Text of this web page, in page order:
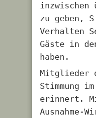
inzwischen
zu geben,
Verhalten
Gäste in
haben.
Mitglieder
Stimmung
erinnert.